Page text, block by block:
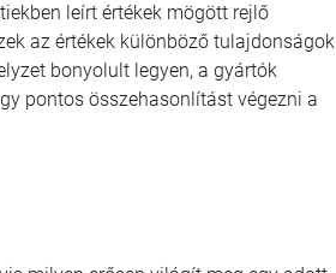
leírt értékek mögött rejlő
az értékek különböző tulajdonságok
bonyolult legyen, a gyártók
pontos összehasonlítást végezni a